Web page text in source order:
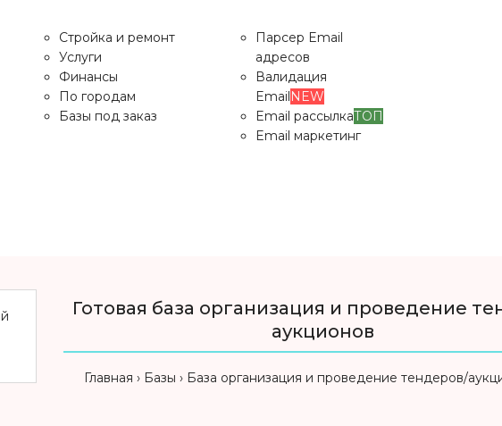
Стройка и ремонт
Услуги
Финансы
По городам
Базы под заказ
Парсер Email
адресов
Валидация
EmailNEW
Email рассылкаТОП
Email маркетинг
Готовая база организация и проведение
аукционов
Главная Базы База организация и проведение тендеров/